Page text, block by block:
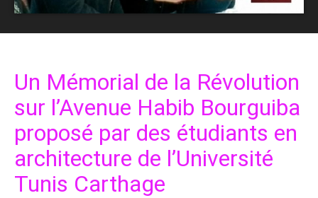
Un Mémorial de la Révolution
sur l’Avenue Habib Bourguiba
proposé par des étudiants en
architecture de l’Université
Tunis Carthage